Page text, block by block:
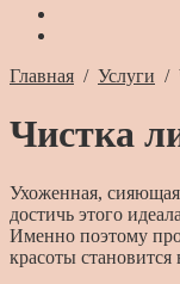
Главная / Услуги /
Чистка
Ухоженная,
достичь этого
Именно поэтому
красоты